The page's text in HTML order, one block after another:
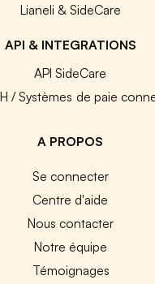
Lianeli & SideCare
API & INTEGRATIONS
API SideCare
/ Systèmes de paie
A PROPOS
Se connecter
Centre d'aide
Nous contacter
Notre équipe
Témoignages